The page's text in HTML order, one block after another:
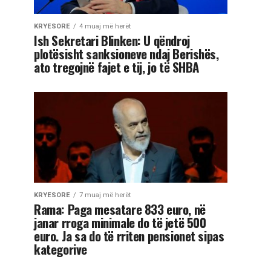
KRYESORE 4 muaj më herët
Ish Sekretari Blinken: U qëndroj
plotësisht sanksioneve ndaj Berishës,
ato tregojnë fajet e tij, jo të SHBA
KRYESORE 7 muaj më herët
Rama: Paga mesatare 833 euro, në
janar rroga minimale do të jetë 500
euro. Ja sa do të rriten pensionet sipas
kategorive